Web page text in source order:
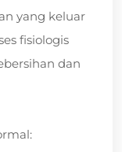
yang keluar
fisiologis
dan